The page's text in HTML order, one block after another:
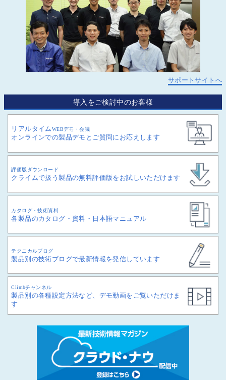
サポートサイトへ
導入をご検討中のお客様
リアルタイムWEBデモ・会議
オンラインでの製品デモとご質問にお応えします
評価版ダウンロード
クライムで扱う製品の無料評価版をお試しいただけます
カタログ・技術資料
各製品のカタログ・資料・日本語マニュアル
テクニカルブログ
製品別の技術ブログで最新情報を発信しています
Climbチャンネル
製品別の各種設定方法など、デモ動画をご覧いただけま
す